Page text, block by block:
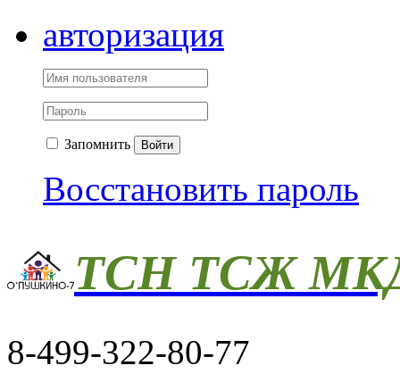
авторизация
Запомнить Войти
Восстановить пароль
ТСН ТСЖ
8-499-322-80-77